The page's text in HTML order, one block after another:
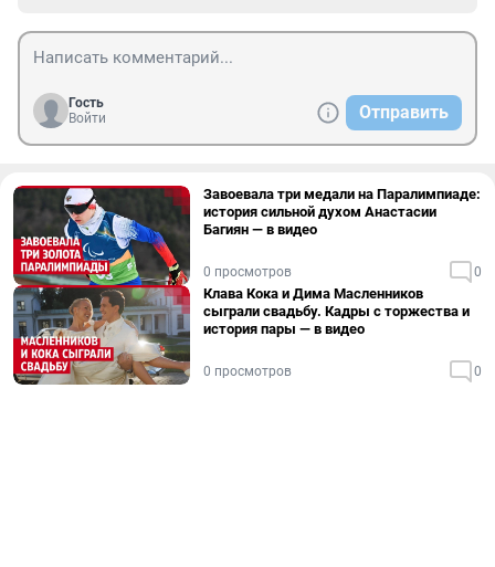
Гость
Войти
Отправить
Завоевала три медали на Паралимпиаде:
история сильной духом Анастасии
Багиян — в видео
0 просмотров 0
Клава Кока и Дима Масленников
сыграли свадьбу. Кадры с торжества и
история пары — в видео
0 просмотров 0